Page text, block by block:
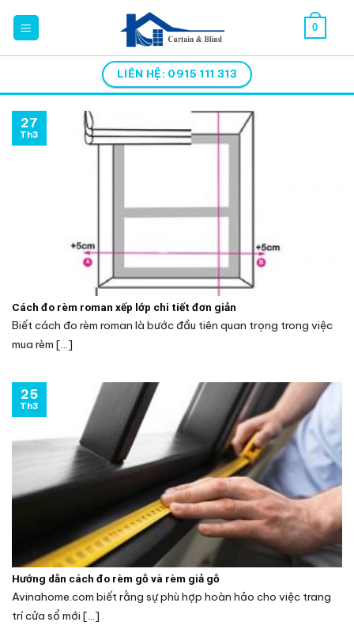
content
0
LIÊN HỆ: 0915 111 313
Cách đo rèm roman xếp lớp chi tiết đơn giản
Biết cách đo rèm roman là bước đầu tiên quan trọng trong việc
mua rèm [...]
27
Th3
Hướng dẫn cách đo rèm gỗ và rèm giả gỗ
Avinahome.com biết rằng sự phù hợp hoàn hảo cho việc trang
trí cửa sổ mới [...]
25
Th3